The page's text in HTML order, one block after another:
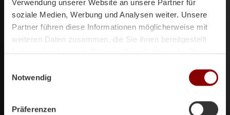
Verwendung unserer Website an unsere Partner für
soziale Medien, Werbung und Analysen weiter. Unsere
Partner führen diese Informationen möglicherweise mit
weiteren Daten zusammen, die Sie ihnen bereitgestellt
haben oder die sie im Rahmen Ihrer Nutzung der Dienste
Notwendig
Präferenzen